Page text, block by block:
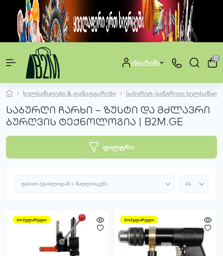
ანგარიში
0
ხელსაწყოები & დანადგარები სახვრეტ-სანგრევი
საბურღი ჩარხი – ზუსტი და მძლავრი
ბურღვის ტექნოლოგია | B2M.GE
ფილტრი
პოპულარული პოპულარული